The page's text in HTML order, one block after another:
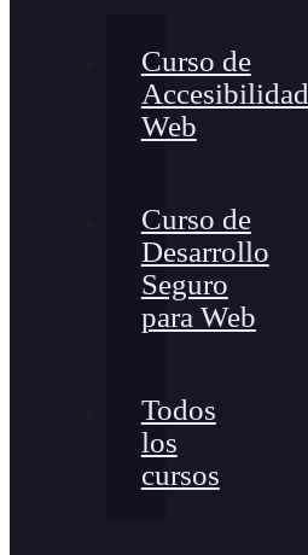
Curso de
Accesibilidad
Web
Curso de
Desarrollo
Seguro
para Web
Todos
los
cursos